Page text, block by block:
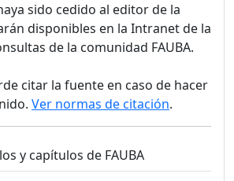
sido cedido al editor de la
disponibles en la Intranet de la
de la comunidad FAUBA.
citar la fuente en caso de hacer
Ver normas de citación.
y capítulos de FAUBA